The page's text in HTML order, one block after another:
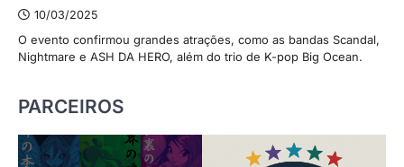
10/03/2025
O evento confirmou grandes atrações, como as bandas Scandal,
Nightmare e ASH DA HERO, além do trio de K-pop Big Ocean.
PARCEIROS